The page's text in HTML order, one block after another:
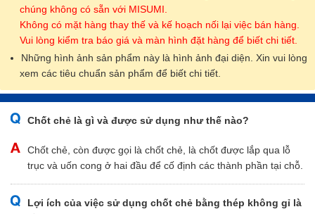
chúng không có sẵn với MISUMI.
Không có mặt hàng thay thế và kế hoạch nối lại việc bán hàng.
Vui lòng kiểm tra báo giá và màn hình đặt hàng để biết chi tiết.
Những hình ảnh sản phẩm này là hình ảnh đại diện. Xin vui lòng
xem các tiêu chuẩn sản phẩm để biết chi tiết.
Chốt chẻ là gì và được sử dụng như thế nào?
Chốt chẻ, còn được gọi là chốt chẻ, là chốt được lắp qua lỗ
trục và uốn cong ở hai đầu để cố định các thành phần tại chỗ.
Lợi ích của việc sử dụng chốt chẻ bằng thép không gỉ là